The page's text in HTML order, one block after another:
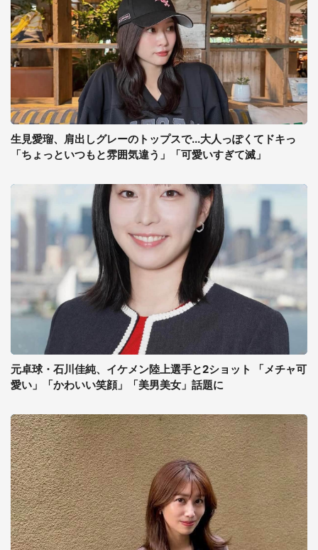
生見愛瑠、肩出しグレーのトップスで...大人っぽくてドキっ
「ちょっといつもと雰囲気違う」「可愛いすぎて滅」
元卓球・石川佳純、イケメン陸上選手と2ショット 「メチャ可
愛い」「かわいい笑顔」「美男美女」話題に